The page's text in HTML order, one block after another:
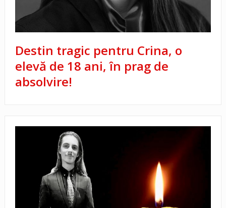
Destin tragic pentru Crina, o
elevă de 18 ani, în prag de
absolvire!